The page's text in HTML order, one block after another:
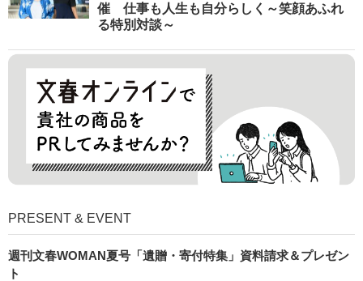
催 仕事も人生も自分らしく～笑顔あふれ
る特別対談～
PRESENT & EVENT
週刊文春WOMAN夏号「遺贈・寄付特集」資料請求＆プレゼン
ト